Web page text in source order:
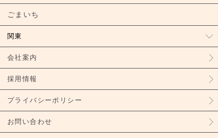
ごまいち
関東
会社案内
採用情報
プライバシーポリシー
お問い合わせ